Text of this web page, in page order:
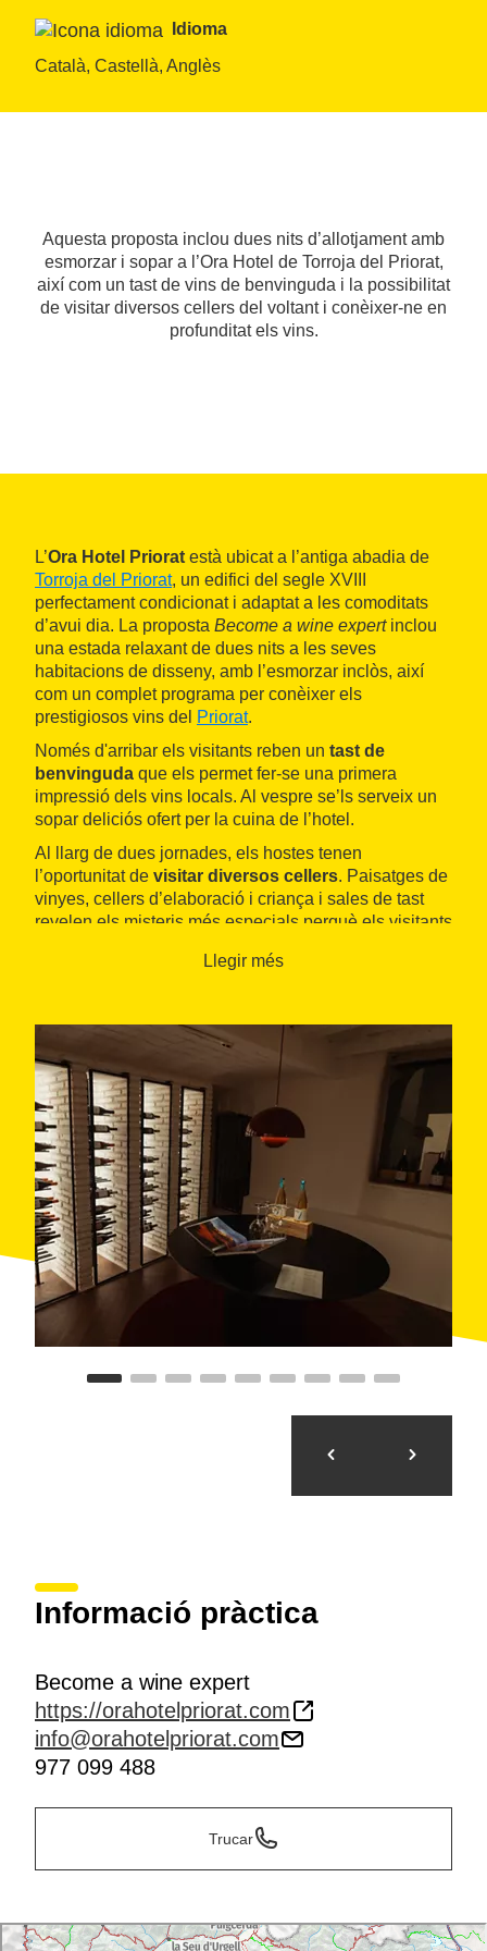
Idioma
Català, Castellà, Anglès
Aquesta proposta inclou dues nits d’allotjament amb
esmorzar i sopar a l’Ora Hotel de Torroja del Priorat,
així com un tast de vins de benvinguda i la possibilitat
de visitar diversos cellers del voltant i conèixer-ne en
profunditat els vins.
L’Ora Hotel Priorat està ubicat a l’antiga abadia de
Torroja del Priorat, un edifici del segle XVIII
perfectament condicionat i adaptat a les comoditats
d’avui dia. La proposta Become a wine expertinclou
una estada relaxant de dues nits a les seves
habitacions de disseny, amb l’esmorzar inclòs, així
com un complet programa per conèixer els
prestigiosos vins del Priorat.
Només d'arribar els visitants reben un tast de
benvinguda que els permet fer-se una primera
impressió dels vins locals. Al vespre se’ls serveix un
sopar deliciós ofert per la cuina de l’hotel.
Al llarg de dues jornades, els hostes tenen
l’oportunitat de visitar diversos cellers. Paisatges de
vinyes, cellers d’elaboració i criança i sales de tast
revelen els misteris més especials perquè els visitants
en una experiència inoblidable per als amants del vi i
Llegir més
Informació pràctica
Become a wine expert
https://orahotelpriorat.com
info@orahotelpriorat.com
977 099 488
Trucar